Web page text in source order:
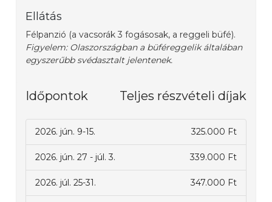
Ellátás
Félpanzió (a vacsorák 3 fogásosak, a reggeli büfé).
Figyelem: Olaszországban a büféreggelik általában
egyszerűbb svédasztalt jelentenek.
Időpontok Teljes részvételi díjak
2026. jún. 9-15. 325.000 Ft
2026. jún. 27 - júl. 3. 339.000 Ft
2026. júl. 25-31. 347.000 Ft